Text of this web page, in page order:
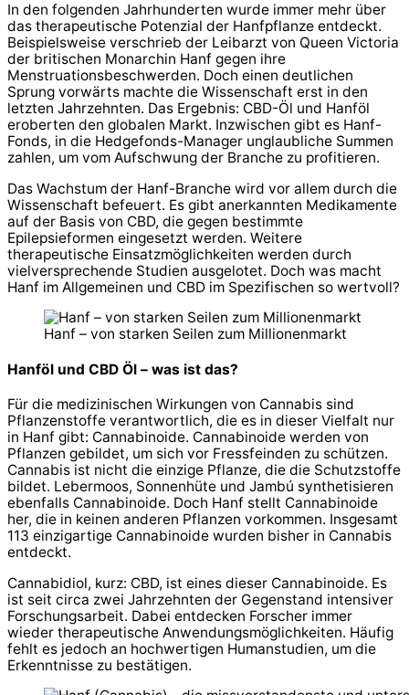
In den folgenden Jahrhunderten wurde immer mehr über
das therapeutische Potenzial der Hanfpflanze entdeckt.
Beispielsweise verschrieb der Leibarzt von Queen Victoria
der britischen Monarchin Hanf gegen ihre
Menstruationsbeschwerden. Doch einen deutlichen
Sprung vorwärts machte die Wissenschaft erst in den
letzten Jahrzehnten. Das Ergebnis: CBD-Öl und Hanföl
eroberten den globalen Markt. Inzwischen gibt es Hanf-
Fonds, in die Hedgefonds-Manager unglaubliche Summen
zahlen, um vom Aufschwung der Branche zu profitieren.
Das Wachstum der Hanf-Branche wird vor allem durch die
Wissenschaft befeuert. Es gibt anerkannten Medikamente
auf der Basis von CBD, die gegen bestimmte
Epilepsieformen eingesetzt werden. Weitere
therapeutische Einsatzmöglichkeiten werden durch
vielversprechende Studien ausgelotet. Doch was macht
Hanf im Allgemeinen und CBD im Spezifischen so wertvoll?
Hanf – von starken Seilen zum Millionenmarkt
Hanföl und CBD Öl – was ist das?
Für die medizinischen Wirkungen von Cannabis sind
Pflanzenstoffe verantwortlich, die es in dieser Vielfalt nur
in Hanf gibt: Cannabinoide. Cannabinoide werden von
Pflanzen gebildet, um sich vor Fressfeinden zu schützen.
Cannabis ist nicht die einzige Pflanze, die die Schutzstoffe
bildet. Lebermoos, Sonnenhüte und Jambú synthetisieren
ebenfalls Cannabinoide. Doch Hanf stellt Cannabinoide
her, die in keinen anderen Pflanzen vorkommen. Insgesamt
113 einzigartige Cannabinoide wurden bisher in Cannabis
entdeckt.
Cannabidiol, kurz: CBD, ist eines dieser Cannabinoide. Es
ist seit circa zwei Jahrzehnten der Gegenstand intensiver
Forschungsarbeit. Dabei entdecken Forscher immer
wieder therapeutische Anwendungsmöglichkeiten. Häufig
fehlt es jedoch an hochwertigen Humanstudien, um die
Erkenntnisse zu bestätigen.